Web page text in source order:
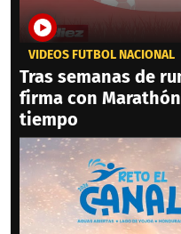
VIDEOS FÚTBOL NACIONAL
Tras semanas de
firma con
tiempo